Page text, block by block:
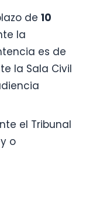
de 10
la
es de
la Sala Civil
el Tribunal
o